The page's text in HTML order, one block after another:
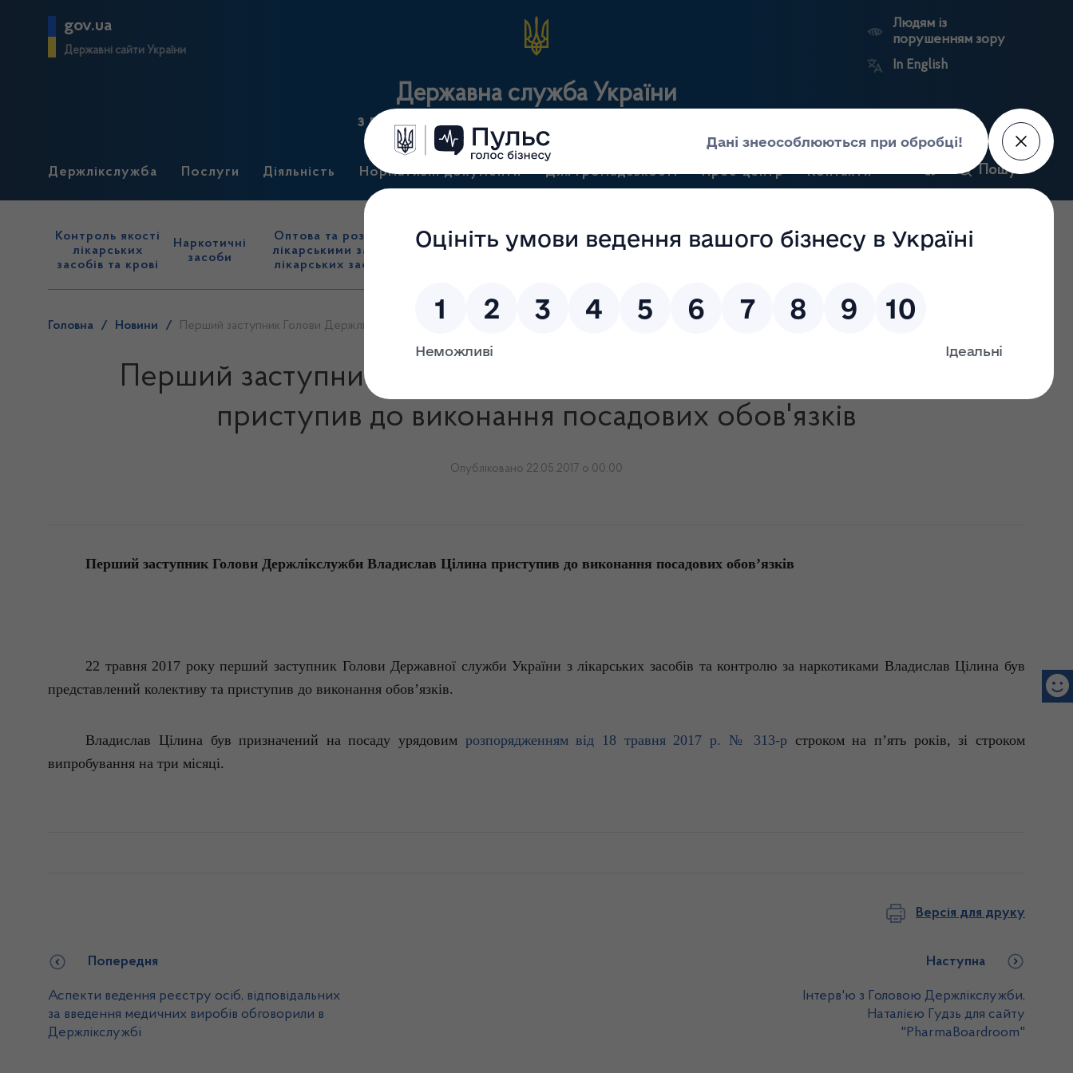
gov.ua
Державні сайти України
Державна служба України
з лікарських засобів та контролю за наркотиками
Людям із
порушенням зору
In English
Держлікслужба Послуги Діяльність Нормативні документи Для громадськості Прес-центр Контакти Пошук
Контроль якості
лікарських
засобів та крові
Наркотичні
засоби
Оптова та роздрібна торгівля
лікарськими засобами, імпорт
лікарських засобів (крім АФІ)
Державний
нагляд
виробництва лікарських
Ринковий
Державні
Антикорупційний
портал
Головна / Новини / Перший заступник Голови Держлікслужби Владислав Цілина приступив до виконання посадових обов'язків
Перший заступник Голови Держлікслужби Владислав Цілина
приступив до виконання посадових обов'язків
Опубліковано 22.05.2017 о 00:00
Перший заступник Голови Держлікслужби Владислав Цілина приступив до виконання посадових обов’язків
22 травня 2017 року перший заступник Голови Державної служби України з лікарських засобів та контролю за наркотиками Владислав Цілина був
представлений колективу та приступив до виконання обов’язків.
Владислав Цілина був призначений на посаду урядовим розпорядженням від 18 травня 2017 р. № 313-р строком на п’ять років, зі строком
випробування на три місяці.
Версія для друку
Попередня
Аспекти ведення реєстру осіб, відповідальних
за введення медичних виробів обговорили в
Держлікслужбі
Наступна
Інтерв'ю з Головою Держлікслужби,
Наталією Гудзь для сайту
"PharmaBoardroom"